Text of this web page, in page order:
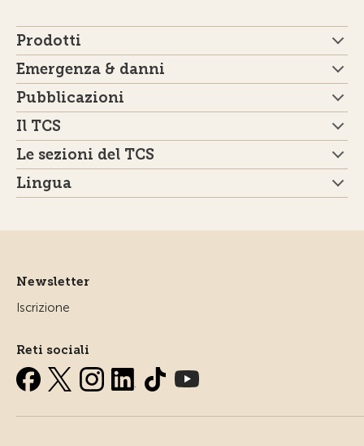
Prodotti
Emergenza & danni
Pubblicazioni
Il TCS
Le sezioni del TCS
Lingua
Newsletter
Iscrizione
Reti sociali